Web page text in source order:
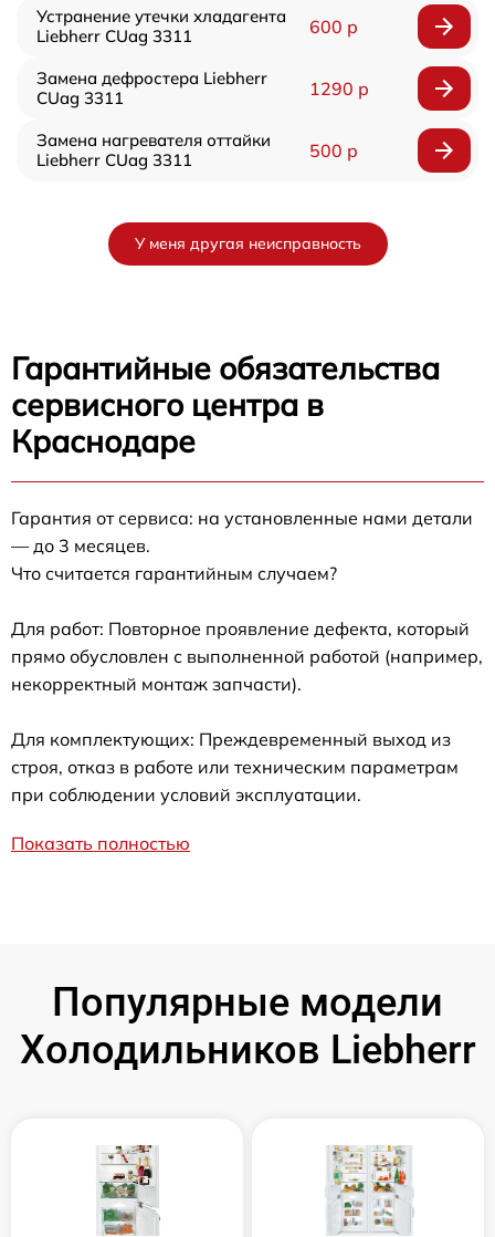
Устранение утечки хладагента
Liebherr CUag 3311
600 р
Замена дефростера Liebherr
CUag 3311
1290 р
Замена нагревателя оттайки
Liebherr CUag 3311
500 р
У меня другая неисправность
Гарантийные обязательства
сервисного центра в
Краснодаре
Гарантия от сервиса: на установленные нами детали
— до 3 месяцев.
Что считается гарантийным случаем?
Для работ: Повторное проявление дефекта, который
прямо обусловлен с выполненной работой (например,
некорректный монтаж запчасти).
Для комплектующих: Преждевременный выход из
строя, отказ в работе или техническим параметрам
при соблюдении условий эксплуатации.
Показать полностью
Популярные модели
Холодильников Liebherr